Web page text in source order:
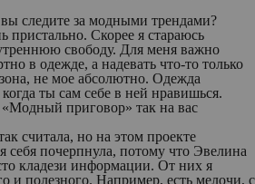
следите за модными трендами?
пристально. Скорее я стараюсь
свободу. Для меня важно
в одежде, а надевать что-то только
не мое абсолютно. Одежда
ты сам себе в ней нравишься.
приговор» так на вас
считала, но на этом проекте
себя почерпнула, потому что Эвелина
кладези информации. От них я
и полезного. Например, есть мелочи, с